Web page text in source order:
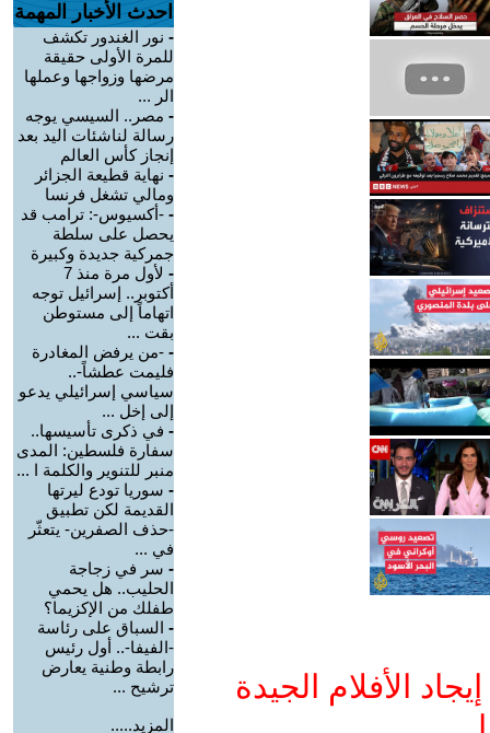
الأفلام الجيدة
احدث الأخبار المهمة
- نور الغندور تكشف
للمرة الأولى حقيقة
مرضها وزواجها وعملها
الر ...
- مصر.. السيسي يوجه
رسالة لناشئات اليد بعد
إنجاز كأس العالم
- نهاية قطيعة الجزائر
ومالي تشغل فرنسا
- -أكسيوس-: ترامب قد
يحصل على سلطة
جمركية جديدة وكبيرة
-
لأول مرة منذ 7
أكتوبر.. إسرائيل توجه
اتهاماً إلى مستوطن
بقت ...
- -من يرفض المغادرة
فليمت عطشاً-..
سياسي إسرائيلي يدعو
إلى إخل ...
- في ذكرى تأسيسها..
سفارة فلسطين: المدى
منبر للتنوير والكلمة ا ...
- سوريا تودع ليرتها
القديمة لكن تطبيق
-حذف الصفرين- يتعثّر
في ...
- سر في زجاجة
الحليب.. هل يحمي
طفلك من الإكزيما؟
- السباق على رئاسة
-الفيفا-.. أول رئيس
رابطة وطنية يعارض
ترشيح ...
المزيد.....